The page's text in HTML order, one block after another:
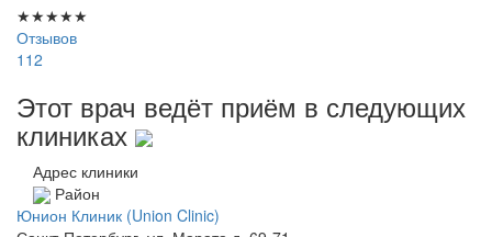
★★★★★
Отзывов
112
Этот врач ведёт приём в следующих
клиниках
Адрес клиники
Район
Юнион Клиник (Union Clinic)